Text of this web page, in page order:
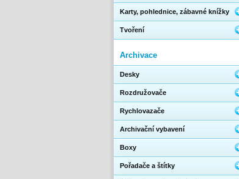
Karty, pohlednice, zábavné knížky
Tvoření
Archivace
Desky
Rozdružovače
Rychlovazače
Archivační vybavení
Boxy
Pořadače a štítky